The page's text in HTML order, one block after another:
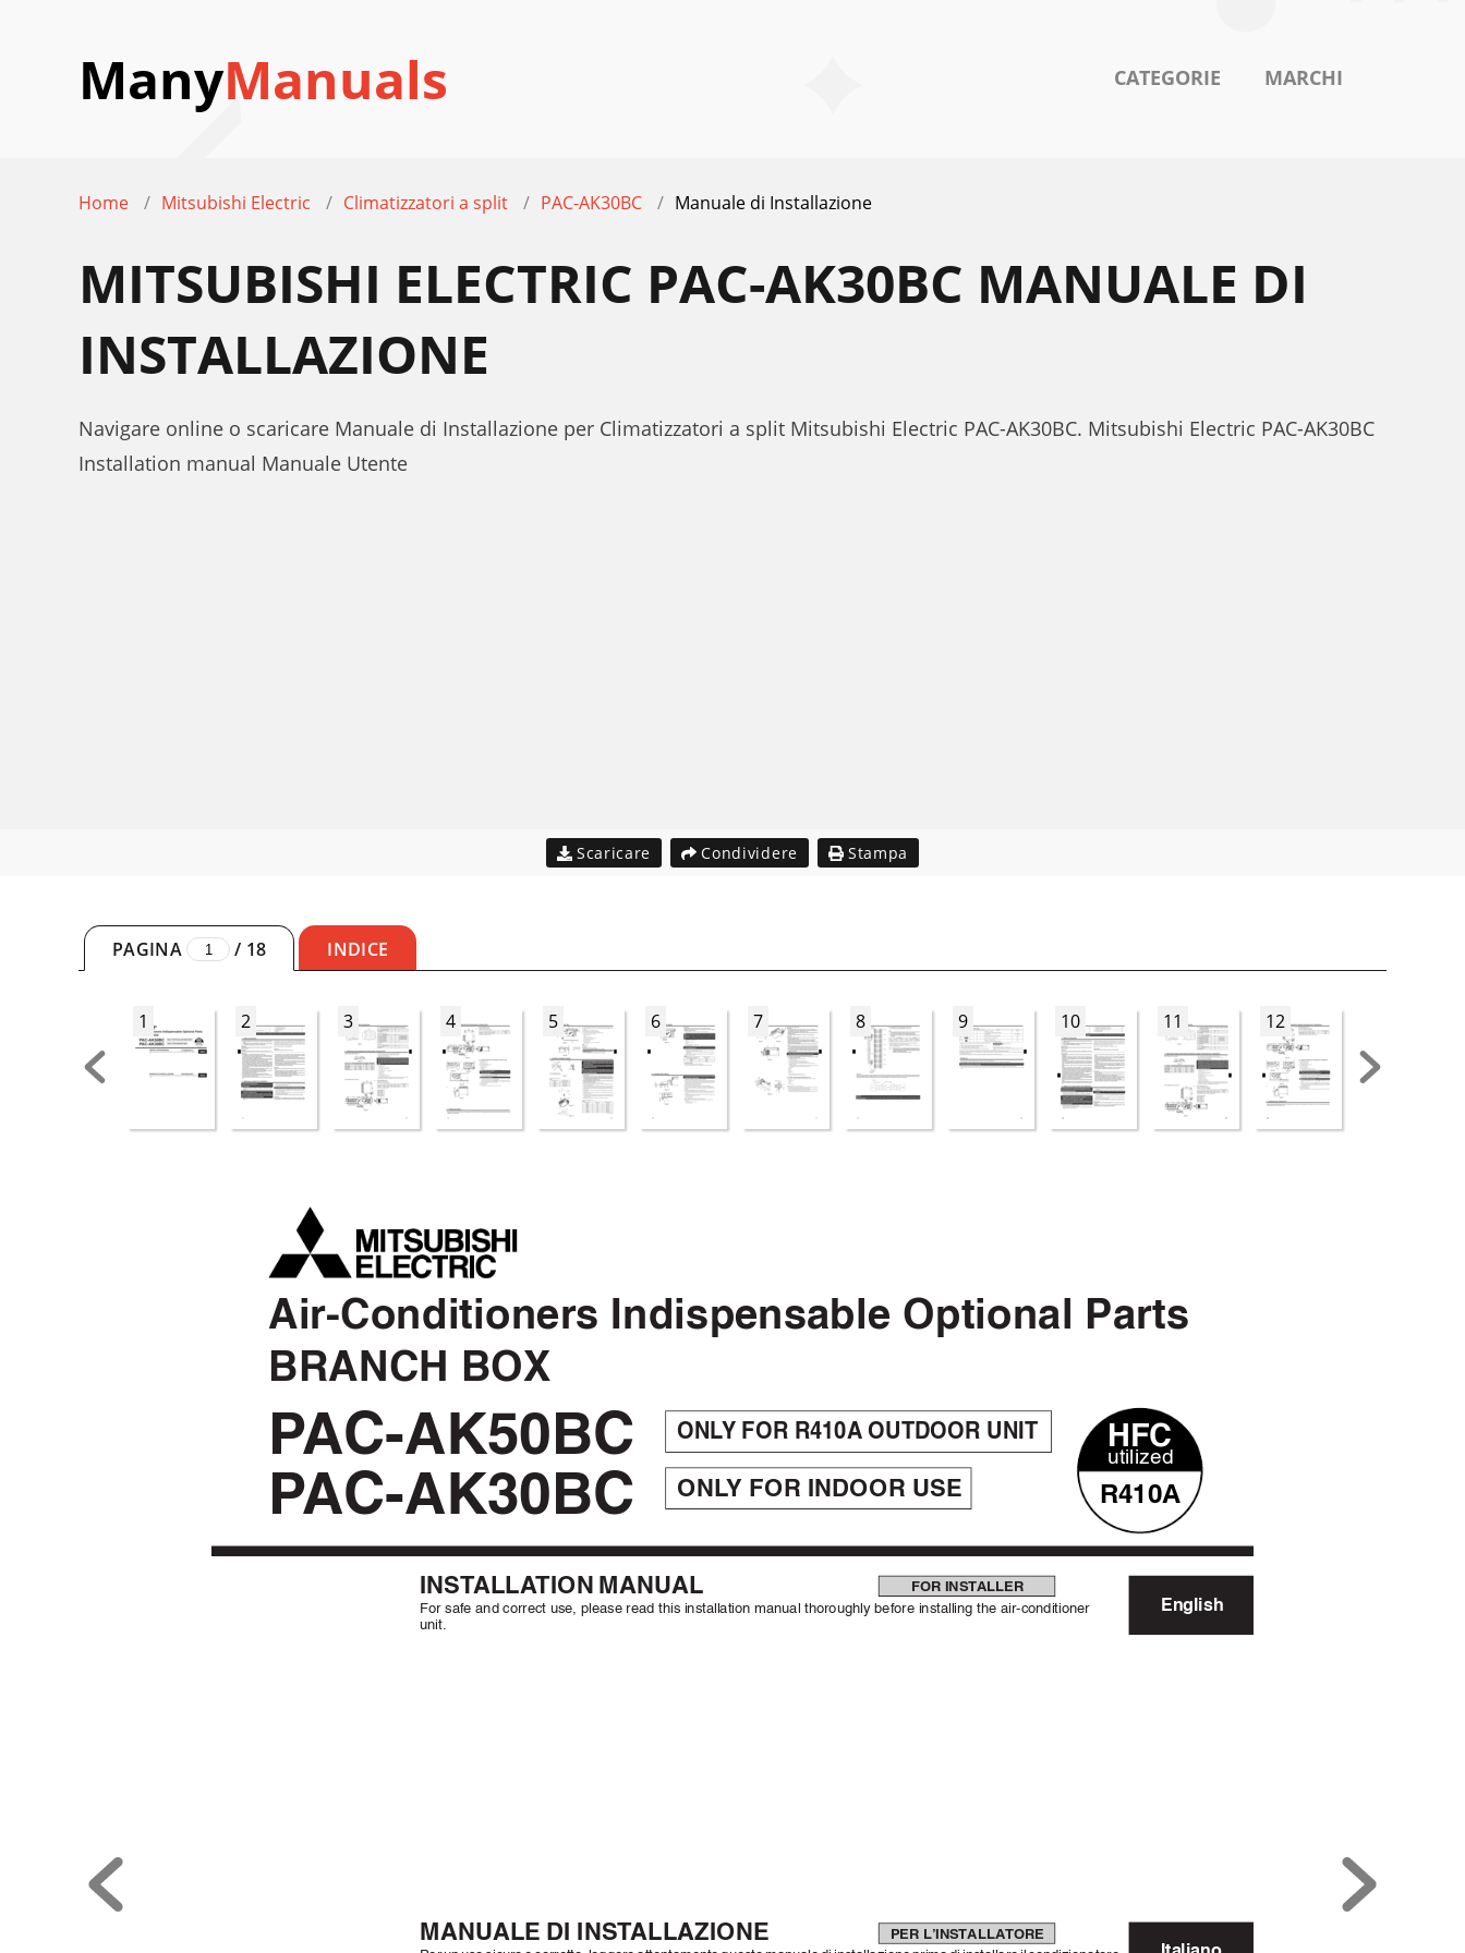
ManyManuals CATEGORIE MARCHI
Home Mitsubishi Electric Climatizzatori a split PAC-AK30BC Manuale di Installazione
MITSUBISHI ELECTRIC PAC-AK30BC MANUALE DI
INSTALLAZIONE
Navigare online o scaricare Manuale di Installazione per Climatizzatori a split Mitsubishi Electric PAC-AK30BC. Mitsubishi Electric PAC-AK30BC
Installation manual Manuale Utente
Scaricare Condividere Stampa
PAGINA / 18 INDICE
1 2 3 4 5 6 7 8 9 10 11 12
English
INSTALLATION MANUAL
For safe and correct use, please read this installation manual thoroughly before installing the air-conditioner
unit.
MANUALE DI INSTALLAZIONE
FOR INSTALLER
PER L’INSTALLATORE
Air-Conditioners Indispensable Optional Parts
BRANCH BOX
PAC-AK50BC
PAC-AK30BC
HFC
utilized
R410A
ONLY FOR R410A OUTDOOR UNIT
ONLY FOR INDOOR USE